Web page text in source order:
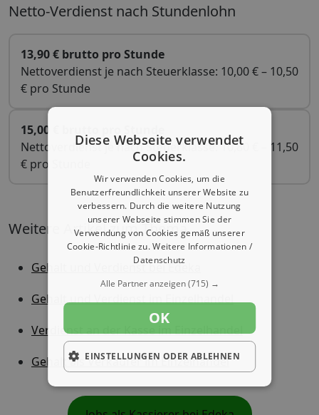
Netto-Verdienst nach Stundenlohn
13,90 € brutto pro Stunde
Nettoverdienst je nach Steuerklasse: 10,00 € – 10,50
€ pro Stunde
15,00 € brutto pro Stunde
Nettoverdienst je nach Steuerklasse: 10,80 € – 11,50
€ pro Stunde
Weitere Artikel zum Thema
Gehalt und Verdienst bei Edeka
Gehalt und Verdienst im Einzelhandel
Verdienst an der Kasse im Einzelhandel
Gehalt als Verkäufer im Einzelhandel
Diese Webseite verwendet
Cookies.
Wir verwenden Cookies, um die
Benutzerfreundlichkeit unserer Website zu
verbessern. Durch die weitere Nutzung
unserer Webseite stimmen Sie der
Verwendung von Cookies gemäß unserer
Cookie-Richtlinie zu.Weitere Informationen /
Datenschutz
Alle Partner anzeigen(715) →
OK
EINSTELLUNGEN ODER ABLEHNEN